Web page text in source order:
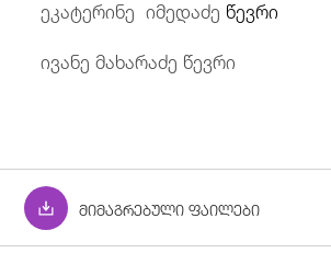
ეკატერინე იმედაძე წევრი
ივანე მახარაძე წევრი
მიმაგრებული ფაილები